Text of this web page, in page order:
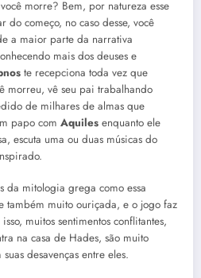
morre? Bem, por natureza esse
começo, no caso desse, você
a maior parte da narrativa
mais dos deuses e
te recepciona toda vez que
morreu, vê seu pai trabalhando
de milhares de almas que
papo com Aquiles enquanto ele
escuta uma ou duas músicas do
da mitologia grega como essa
muito ouriçada, e o jogo faz
muitos sentimentos conflitantes,
na casa de Hades, são muito
desavenças entre eles.